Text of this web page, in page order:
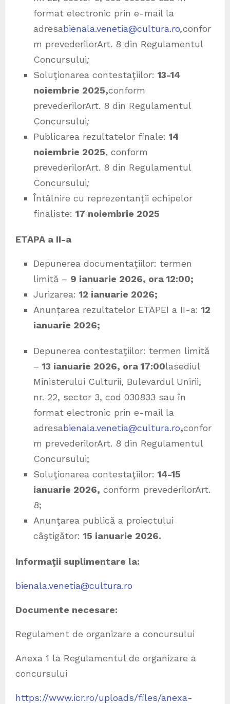
format electronic prin e-mail la
adresabienala.venetia@cultura.ro,confor
m prevederilorArt. 8 din Regulamentul
Concursului;
Soluţionarea contestaţiilor: 13-14
noiembrie 2025,conform
prevederilorArt. 8 din Regulamentul
Concursului;
Publicarea rezultatelor finale: 14
noiembrie 2025, conform
prevederilorArt. 8 din Regulamentul
Concursului;
Întâlnire cu reprezentanții echipelor
finaliste: 17 noiembrie 2025
ETAPA a II-a
Depunerea documentaţiilor: termen
limită – 9 ianuarie 2026, ora 12:00;
Jurizarea: 12 ianuarie 2026;
Anunțarea rezultatelor ETAPEI a II-a: 12
ianuarie 2026;
Depunerea contestaţiilor: termen limită
– 13 ianuarie 2026, ora 17:00lasediul
Ministerului Culturii, Bulevardul Unirii,
nr. 22, sector 3, cod 030833 sau în
format electronic prin e-mail la
adresabienala.venetia@cultura.ro,confor
m prevederilorArt. 8 din Regulamentul
Concursului;
Soluţionarea contestaţiilor: 14-15
ianuarie 2026, conform prevederilorArt.
8;
Anunţarea publică a proiectului
câştigător: 15 ianuarie 2026.
Informaţii suplimentare la:
bienala.venetia@cultura.ro
Documente necesare:
Regulament de organizare a concursului
Anexa 1 la Regulamentul de organizare a
concursului
https://www.icr.ro/uploads/files/anexa-